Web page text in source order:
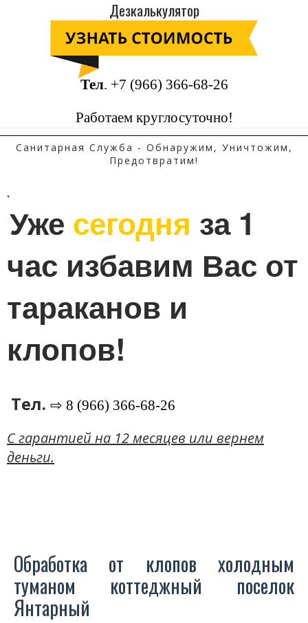
Дезкалькулятор
Тел. +7 (966) 366-68-26
Работаем круглосуточно!
Санитарная Служба - Обнаружим, Уничтожим,
Предотвратим!
.
Уже сегодня за 1
час избавим Вас от
тараканов и
клопов!
Тел. ⇨ 8 (966) 366-68-26
C гарантией на 12 месяцев или вернем
деньги.
Обработка от клопов холодным
туманом коттеджный поселок
Янтарный